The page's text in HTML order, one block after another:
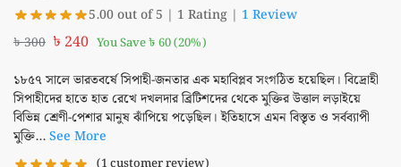
5.00 out of 5 | 1 Rating | 1 Review
৳300 ৳ 240 You Save৳60(20%)
১৮৫৭ সালে ভারতবর্ষে সিপাহী-জনতার এক মহাবিপ্লব সংগঠিত হয়েছিল। বিদ্রোহী
সিপাহীদের হাতে হাত রেখে দখলদার ব্রিটিশদের থেকে মুক্তির উত্তাল লড়াইয়ে
বিভিন্ন শ্রেণী-পেশার মানুষ ঝাঁপিয়ে পড়েছিল। ইতিহাসে এমন বিস্তৃত ও সর্বব্যাপী
মুক্তি...See More